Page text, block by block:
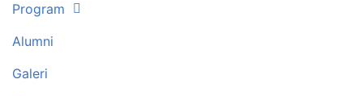
Program
Alumni
Galeri